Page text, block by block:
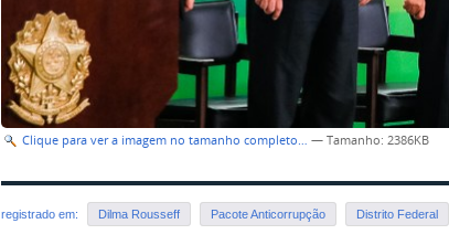
Clique para ver a imagem no tamanho completo… —Tamanho: 2386KB
registrado em: Dilma Rousseff Pacote Anticorrupção Distrito Federal